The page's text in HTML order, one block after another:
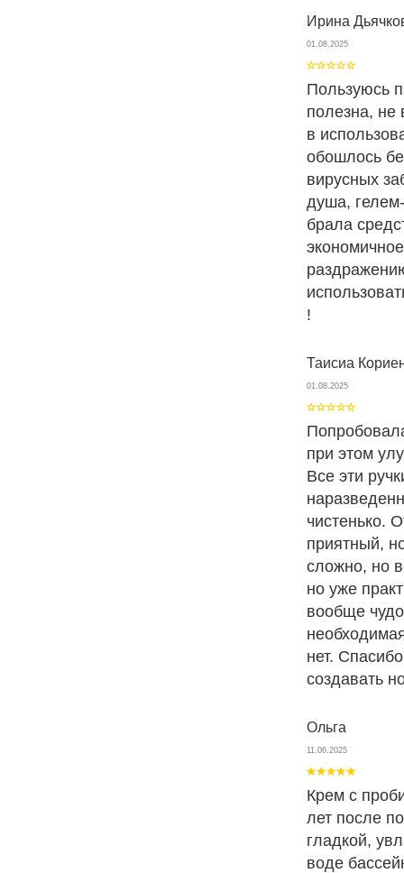
Ирина
01.08.2025
Пользуюсь
полезна, не
в
обошлось
вирусных
душа,
брала
!
Таисиа
01.08.2025
при этом
Все эти
чистенько.
приятный,
сложно, но
но уже
вообще
нет.
создавать
Ольга
11.06.2025
Крем с
лет после
гладкой,
воде